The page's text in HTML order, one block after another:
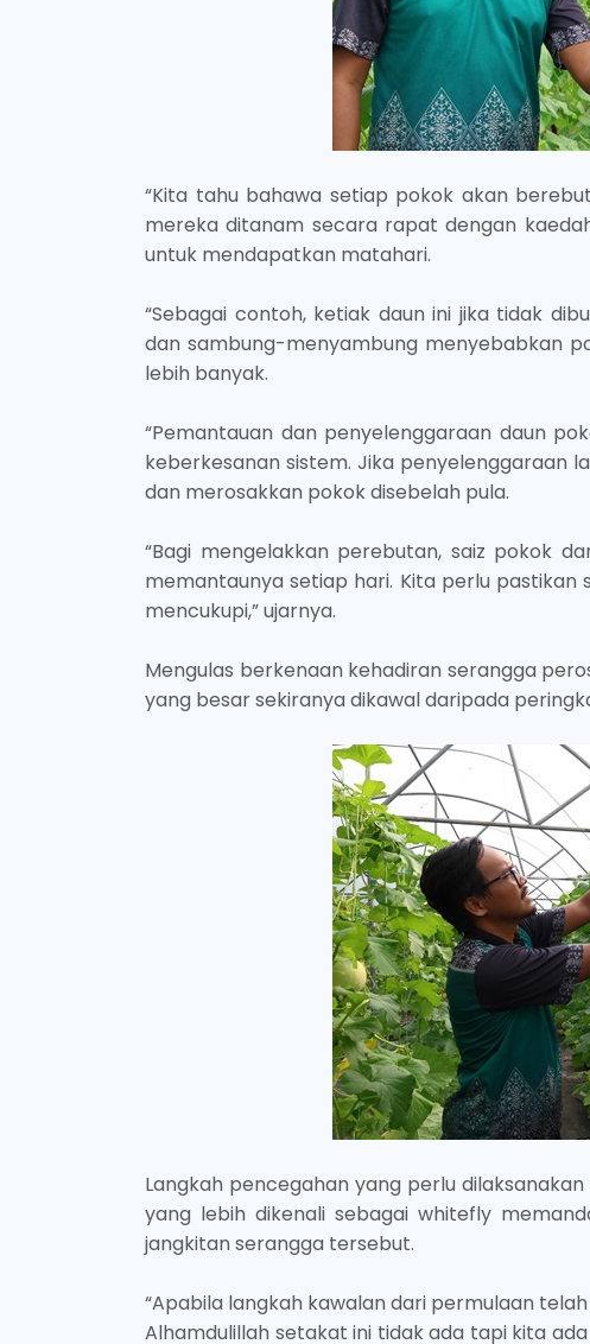
“Kita tahu bahawa setiap pokok akan
mereka ditanam secara rapat dengan
untuk mendapatkan matahari.
“Sebagai contoh, ketiak daun ini jika tidak
dan sambung-menyambung menyebabkan
lebih banyak.
“Pemantauan dan penyelenggaraan daun
keberkesanan sistem. Jika penyelenggaraan
dan merosakkan pokok disebelah pula.
“Bagi mengelakkan perebutan, saiz pokok
memantaunya setiap hari. Kita perlu
mencukupi,” ujarnya.
Mengulas berkenaan kehadiran serangga
yang besar sekiranya dikawal daripada
Langkah pencegahan yang perlu
yang lebih dikenali sebagai whitefly
jangkitan serangga tersebut.
“Apabila langkah kawalan dari permulaan
Alhamdulillah setakat ini tidak ada tapi kita